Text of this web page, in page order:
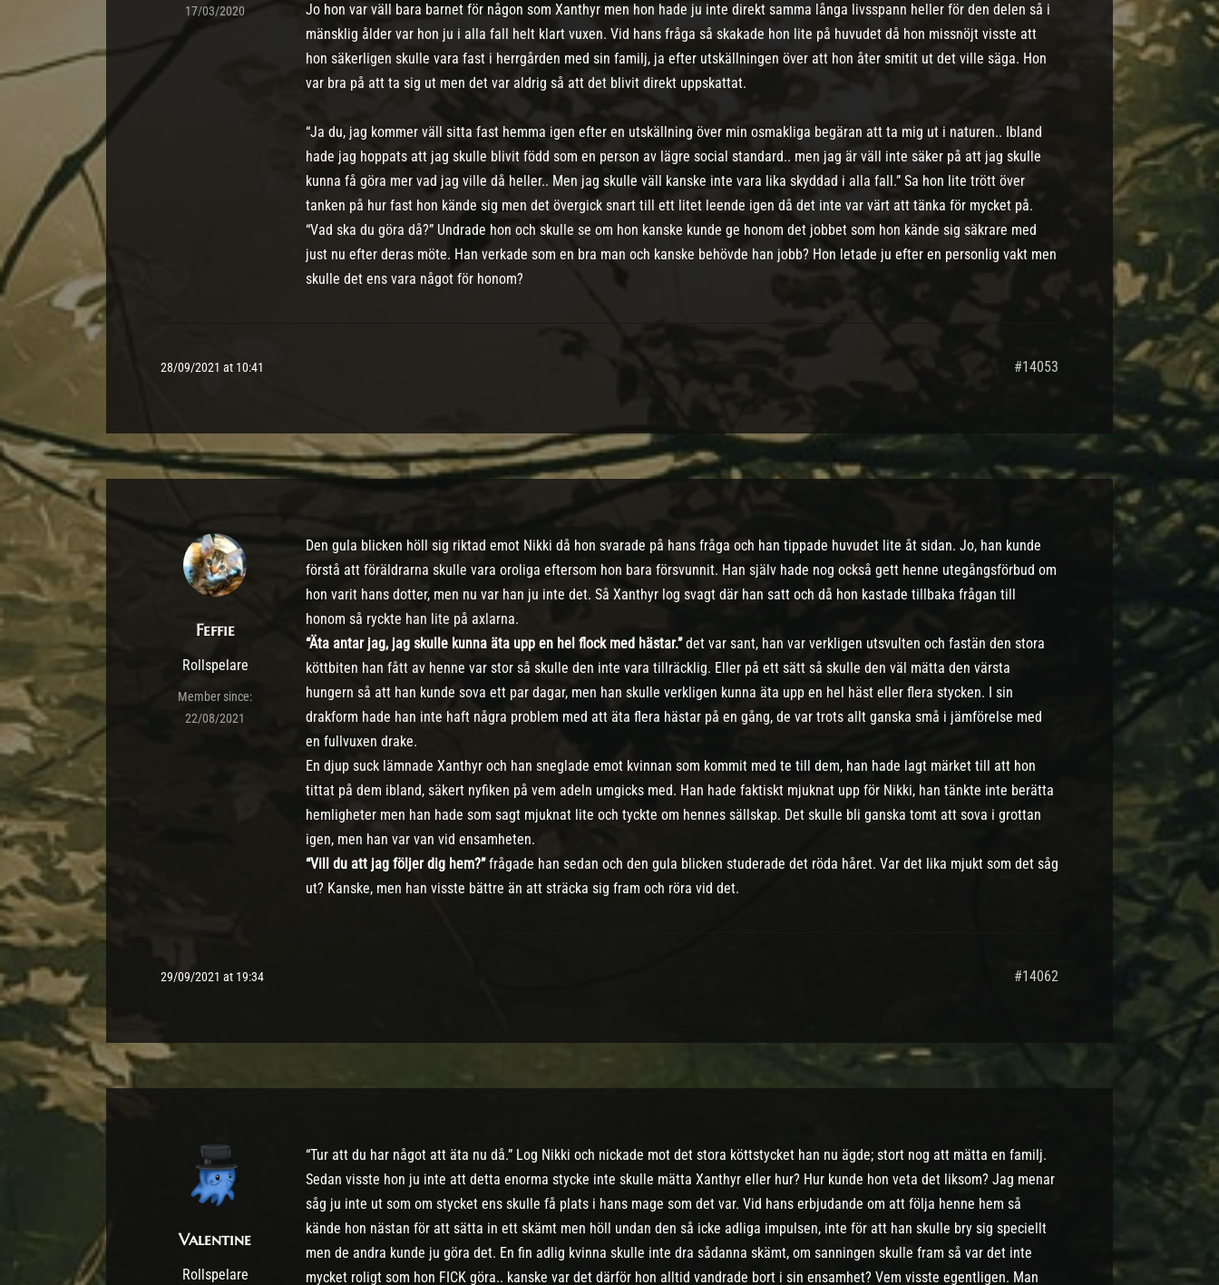
17/03/2020
Jo hon var väll bara barnet för någon som Xanthyr men hon hade ju inte direkt samma långa livsspann heller för den delen så i
mänsklig ålder var hon ju i alla fall helt klart vuxen. Vid hans fråga så skakade hon lite på huvudet då hon missnöjt visste att
hon säkerligen skulle vara fast i herrgården med sin familj, ja efter utskällningen över att hon åter smitit ut det ville säga. Hon
var bra på att ta sig ut men det var aldrig så att det blivit direkt uppskattat.
“Ja du, jag kommer väll sitta fast hemma igen efter en utskällning över min osmakliga begäran att ta mig ut i naturen.. Ibland
hade jag hoppats att jag skulle blivit född som en person av lägre social standard.. men jag är väll inte säker på att jag skulle
kunna få göra mer vad jag ville då heller.. Men jag skulle väll kanske inte vara lika skyddad i alla fall.” Sa hon lite trött över
tanken på hur fast hon kände sig men det övergick snart till ett litet leende igen då det inte var värt att tänka för mycket på.
“Vad ska du göra då?” Undrade hon och skulle se om hon kanske kunde ge honom det jobbet som hon kände sig säkrare med
just nu efter deras möte. Han verkade som en bra man och kanske behövde han jobb? Hon letade ju efter en personlig vakt men
skulle det ens vara något för honom?
28/09/2021 at 10:41 #14053
Feffie
Rollspelare
Member since:
22/08/2021
Den gula blicken höll sig riktad emot Nikki då hon svarade på hans fråga och han tippade huvudet lite åt sidan. Jo, han kunde
förstå att föräldrarna skulle vara oroliga eftersom hon bara försvunnit. Han själv hade nog också gett henne utegångsförbud om
hon varit hans dotter, men nu var han ju inte det. Så Xanthyr log svagt där han satt och då hon kastade tillbaka frågan till
honom så ryckte han lite på axlarna.
“Äta antar jag, jag skulle kunna äta upp en hel flock med hästar.”det var sant, han var verkligen utsvulten och fastän den stora
köttbiten han fått av henne var stor så skulle den inte vara tillräcklig. Eller på ett sätt så skulle den väl mätta den värsta
hungern så att han kunde sova ett par dagar, men han skulle verkligen kunna äta upp en hel häst eller flera stycken. I sin
drakform hade han inte haft några problem med att äta flera hästar på en gång, de var trots allt ganska små i jämförelse med
en fullvuxen drake.
En djup suck lämnade Xanthyr och han sneglade emot kvinnan som kommit med te till dem, han hade lagt märket till att hon
tittat på dem ibland, säkert nyfiken på vem adeln umgicks med. Han hade faktiskt mjuknat upp för Nikki, han tänkte inte berätta
hemligheter men han hade som sagt mjuknat lite och tyckte om hennes sällskap. Det skulle bli ganska tomt att sova i grottan
igen, men han var van vid ensamheten.
“Vill du att jag följer dig hem?”frågade han sedan och den gula blicken studerade det röda håret. Var det lika mjukt som det såg
ut? Kanske, men han visste bättre än att sträcka sig fram och röra vid det.
29/09/2021 at 19:34 #14062
Valentine
Rollspelare
“Tur att du har något att äta nu då.” Log Nikki och nickade mot det stora köttstycket han nu ägde; stort nog att mätta en familj.
Sedan visste hon ju inte att detta enorma stycke inte skulle mätta Xanthyr eller hur? Hur kunde hon veta det liksom? Jag menar
såg ju inte ut som om stycket ens skulle få plats i hans mage som det var. Vid hans erbjudande om att följa henne hem så
kände hon nästan för att sätta in ett skämt men höll undan den så icke adliga impulsen, inte för att han skulle bry sig speciellt
men de andra kunde ju göra det. En fin adlig kvinna skulle inte dra sådanna skämt, om sanningen skulle fram så var det inte
mycket roligt som hon FICK göra.. kanske var det därför hon alltid vandrade bort i sin ensamhet? Vem visste egentligen. Man